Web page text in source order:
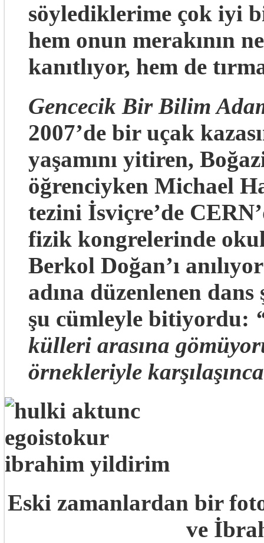
söylediklerime çok iyi
hem onun merakının
kanıtlıyor, hem de
Gencecik Bir Bilim
2007’de bir uçak
yaşamını yitiren,
öğrenciyken Michael
tezini İsviçre’de
fizik kongrelerinde
Berkol Doğan’ı
adına düzenlenen
şu cümleyle bitiyordu:
külleri arasına
örnekleriyle
Eski zamanlardan bir
ve